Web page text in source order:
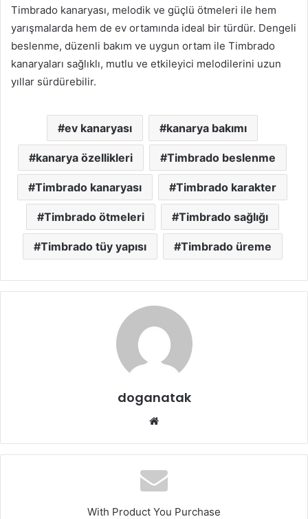
Timbrado kanaryası, melodik ve güçlü ötmeleri ile hem
yarışmalarda hem de ev ortamında ideal bir türdür. Dengeli
beslenme, düzenli bakım ve uygun ortam ile Timbrado
kanaryaları sağlıklı, mutlu ve etkileyici melodilerini uzun
yıllar sürdürebilir.
ev kanaryası kanarya bakımı
kanarya özellikleri Timbrado beslenme
Timbrado kanaryası Timbrado karakter
Timbrado ötmeleri Timbrado sağlığı
Timbrado tüy yapısı Timbrado üreme
doganatak
With Product You Purchase